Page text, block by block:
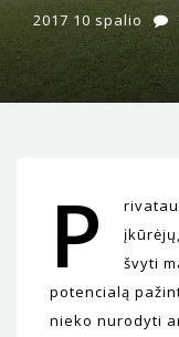
2017 10 spalio
P
švyti
potencialą
nieko nurodyti